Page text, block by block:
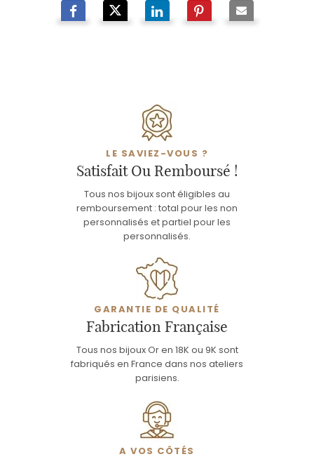
LE SAVIEZ-VOUS ?
Satisfait Ou Remboursé !
Tous nos bijoux sont éligibles au
remboursement : total pour les non
personnalisés et partiel pour les
personnalisés.
GARANTIE DE QUALITÉ
Fabrication Française
Tous nos bijoux Or en 18K ou 9K sont
fabriqués en France dans nos ateliers
parisiens.
A VOS CÔTÉS